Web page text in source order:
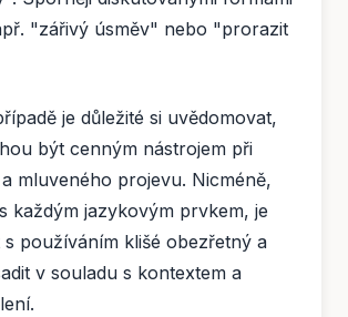
"zářivý úsměv" nebo "prorazit
je důležité si uvědomovat,
být cenným nástrojem při
mluveného projevu. Nicméně,
každým jazykovým prvkem, je
s používáním klišé obezřetný a
v souladu s kontextem a